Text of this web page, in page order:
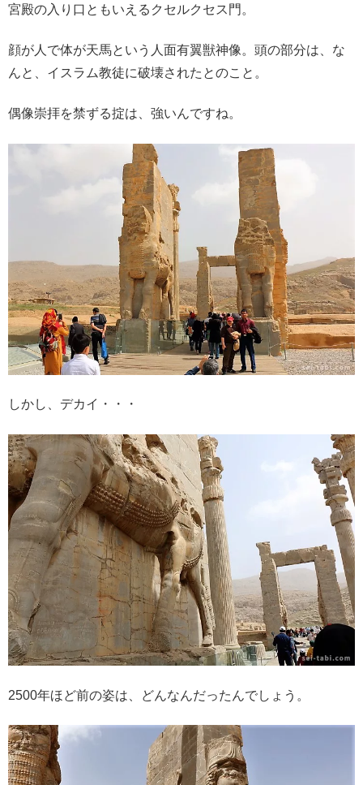
宮殿の入り口ともいえるクセルクセス門。
顔が人で体が天馬という人面有翼獣神像。頭の部分は、な
んと、イスラム教徒に破壊されたとのこと。
偶像崇拝を禁ずる掟は、強いんですね。
しかし、デカイ・・・
2500年ほど前の姿は、どんなんだったんでしょう。